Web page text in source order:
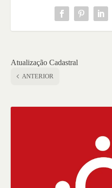
Atualização Cadastral
ANTERIOR